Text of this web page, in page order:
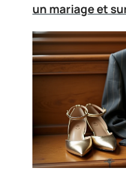
un mariage et